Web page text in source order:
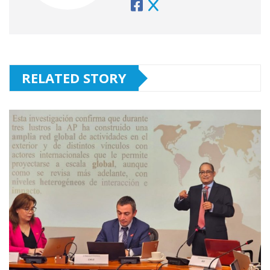
RELATED STORY